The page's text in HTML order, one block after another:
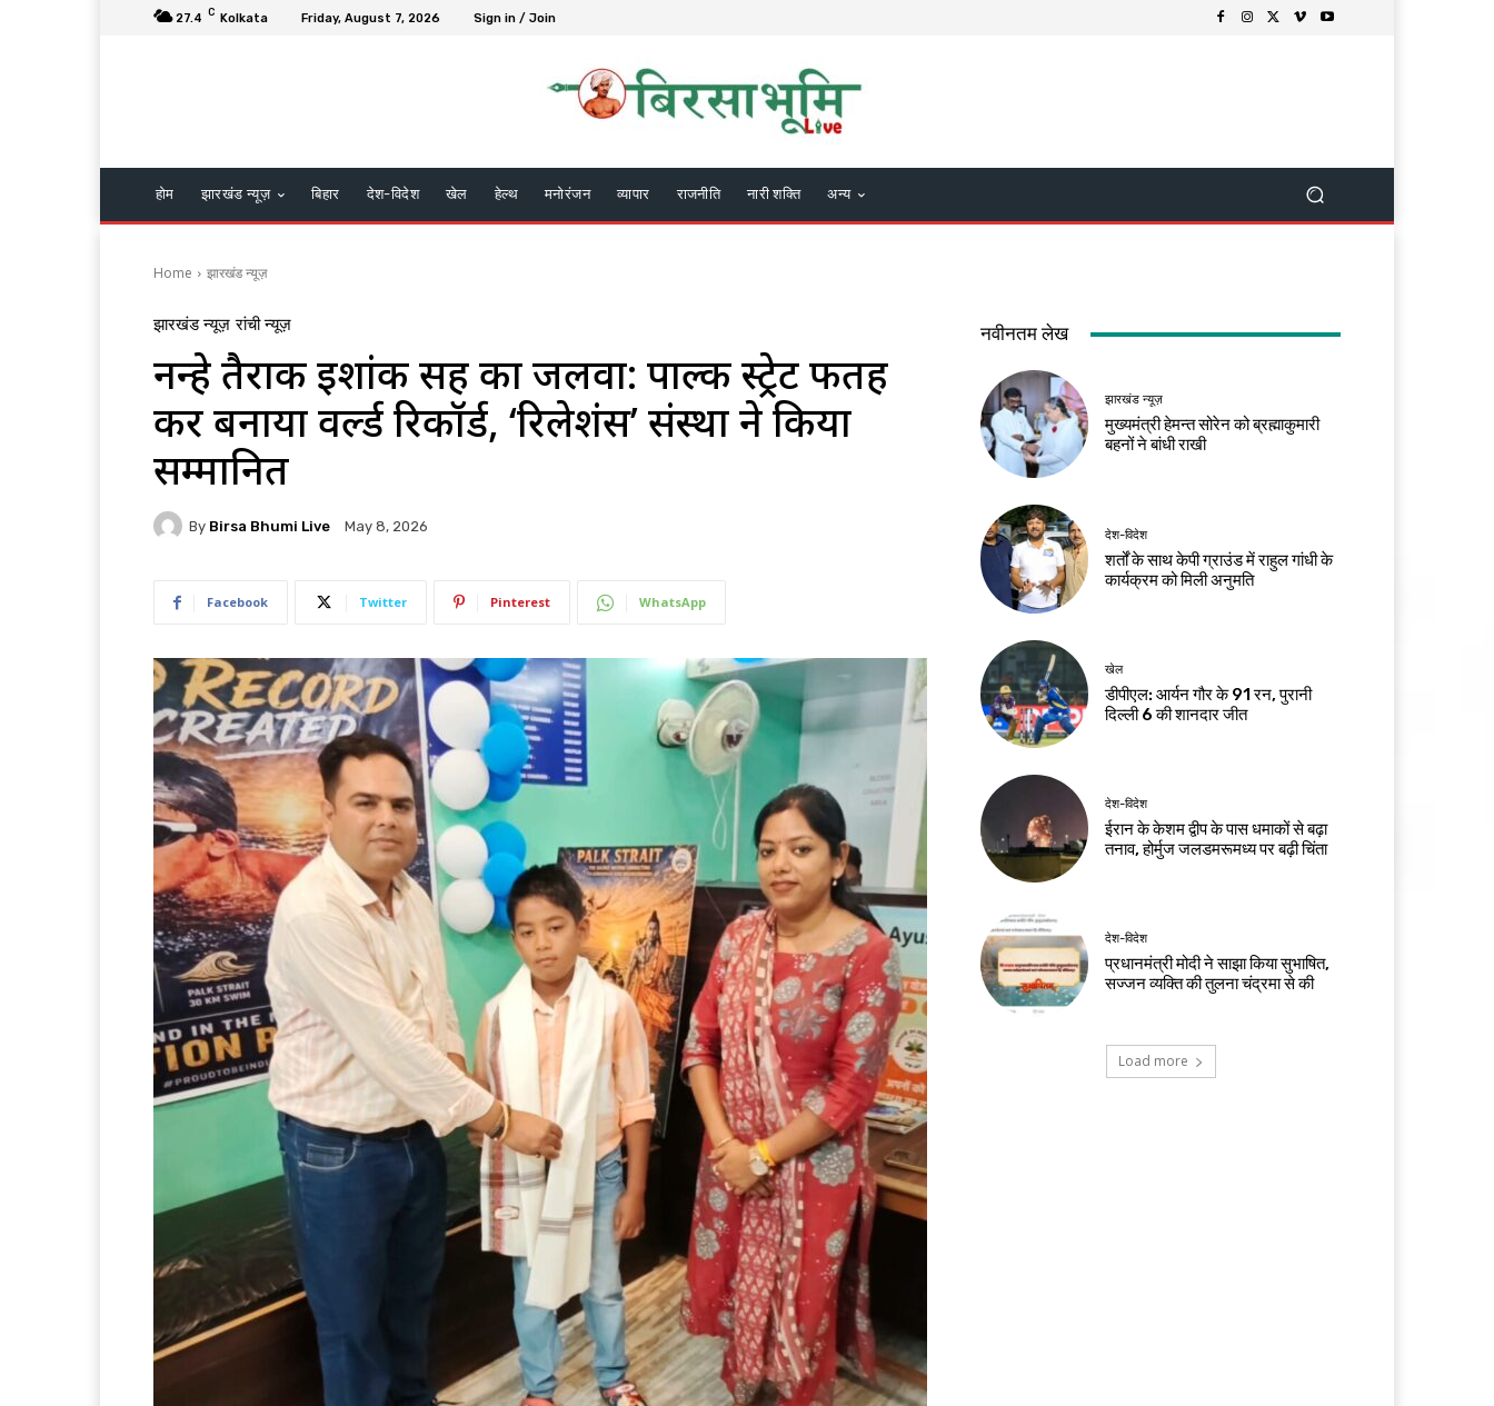
27.4 C Kolkata Friday, August 7, 2026 Sign in / Join
होम झारखंड न्यूज़ बिहार देश-विदेश खेल हेल्थ मनोरंजन व्यापार राजनीति नारी शक्ति अन्य
Home झारखंड न्यूज़
झारखंड न्यूज़ रांची न्यूज़
नन्हे तैराक इशांक सिंह का जलवा: पाल्क स्ट्रेट फतह
कर बनाया वर्ल्ड रिकॉर्ड, ‘रिलेशंस’ संस्था ने किया
सम्मानित
By Birsa Bhumi Live May 8, 2026
Facebook Twitter Pinterest WhatsApp
नवीनतम लेख
झारखंड न्यूज़
मुख्यमंत्री हेमन्त सोरेन को ब्रह्माकुमारी
बहनों ने बांधी राखी
देश-विदेश
शर्तों के साथ केपी ग्राउंड में राहुल गांधी के
कार्यक्रम को मिली अनुमति
खेल
डीपीएल: आर्यन गौर के 91 रन, पुरानी
दिल्ली 6 की शानदार जीत
देश-विदेश
ईरान के केशम द्वीप के पास धमाकों से बढ़ा
तनाव, होर्मुज जलडमरूमध्य पर बढ़ी चिंता
देश-विदेश
प्रधानमंत्री मोदी ने साझा किया सुभाषित,
सज्जन व्यक्ति की तुलना चंद्रमा से की
Load more